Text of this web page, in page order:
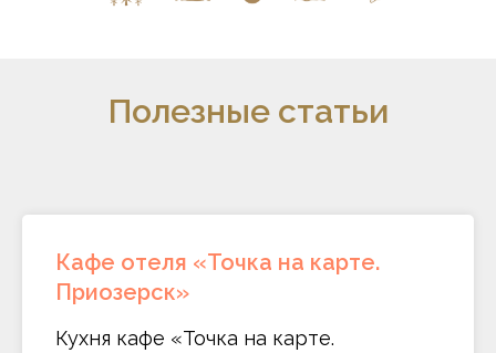
Полезные статьи
Кафе отеля «Точка на карте.
Приозерск»
Кухня кафе «Точка на карте.